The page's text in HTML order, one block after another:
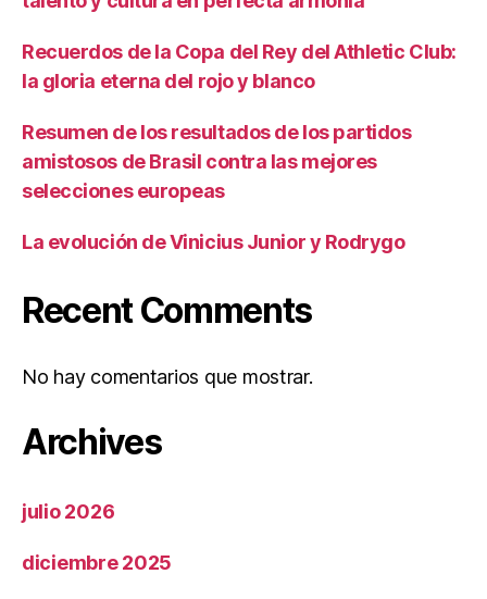
Recuerdos de la Copa del Rey del Athletic Club:
la gloria eterna del rojo y blanco
Resumen de los resultados de los partidos
amistosos de Brasil contra las mejores
selecciones europeas
La evolución de Vinicius Junior y Rodrygo
Recent Comments
No hay comentarios que mostrar.
Archives
julio 2026
diciembre 2025